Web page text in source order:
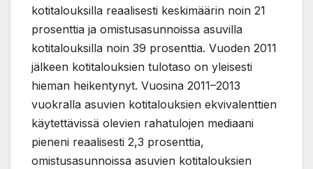
kotitalouksilla reaalisesti keskimäärin noin 21
prosenttia ja omistusasunnoissa asuvilla
kotitalouksilla noin 39 prosenttia. Vuoden 2011
jälkeen kotitalouksien tulotaso on yleisesti
hieman heikentynyt. Vuosina 2011–2013
vuokralla asuvien kotitalouksien ekvivalenttien
käytettävissä olevien rahatulojen mediaani
pieneni reaalisesti 2,3 prosenttia,
omistusasunnoissa asuvien kotitalouksien